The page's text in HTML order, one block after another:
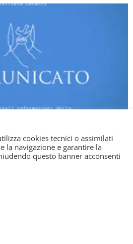
cookies tecnici o assimilati
la navigazione e garantire la
questo banner acconsenti